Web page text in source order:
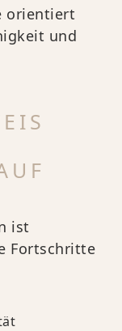
orientiert
und
ist
Fortschritte